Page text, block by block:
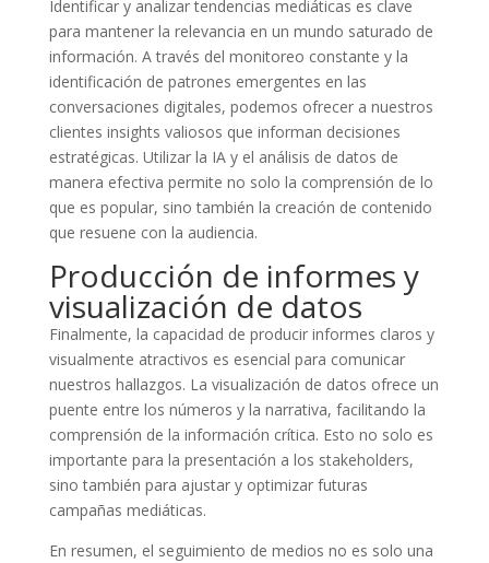
Identificar y analizar tendencias mediáticas es clave
para mantener la relevancia en un mundo saturado de
información. A través del monitoreo constante y la
identificación de patrones emergentes en las
conversaciones digitales, podemos ofrecer a nuestros
clientes insights valiosos que informan decisiones
estratégicas. Utilizar la IA y el análisis de datos de
manera efectiva permite no solo la comprensión de lo
que es popular, sino también la creación de contenido
que resuene con la audiencia.
Producción de informes y
visualización de datos
Finalmente, la capacidad de producir informes claros y
visualmente atractivos es esencial para comunicar
nuestros hallazgos. La visualización de datos ofrece un
puente entre los números y la narrativa, facilitando la
comprensión de la información crítica. Esto no solo es
importante para la presentación a los stakeholders,
sino también para ajustar y optimizar futuras
campañas mediáticas.
En resumen, el seguimiento de medios no es solo una